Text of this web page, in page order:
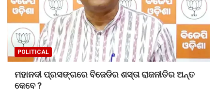
POLITICAL
ମହାନଦୀ ପ୍ରସଙ୍ଗରେ ବିଜେଡିର ଶସ୍ତା ରାଜନୀତିର ଅନ୍ତ
କେବେ ?